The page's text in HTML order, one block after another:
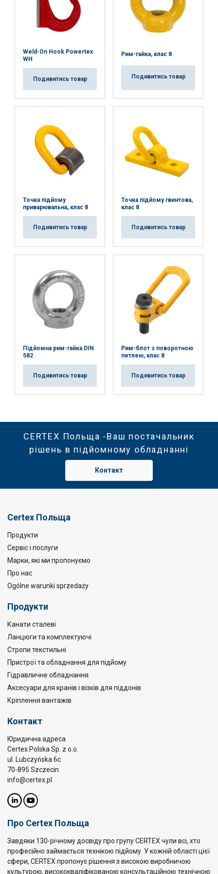
Weld-On Hook Powertex
WH
Подивитись товар
Рим-гайка, клас 8
Подивитись товар
Точка підйому
приварювальна, клас 8
Подивитись товар
Точка підйому гвинтова,
клас 8
Подивитись товар
Підйомна рим-гайка DIN
582
Подивитись товар
Рим-блот з поворотною
петлею, клас 8
Подивитись товар
CERTEX Польща -Ваш постачальник
рішень в підйомному обладнанні
Контакт
Certex Польща
Продукти
Сервіс і послуги
Марки, які ми пропонуємо
Про нас
Ogólne warunki sprzedaży
Продукти
Канати сталеві
Ланцюги та комплектуючі
Стропи текстильні
Пристрої та обладнання для підйому
Гідравличне обладнання
Аксесуари для кранів і візків для піддонів
Кріплення вантажів
Контакт
Юридична адреса
Certex Polska Sp. z o.o.
ul. Lubczyńska 6c
70-895 Szczecin
info@certex.pl
Про Certex Польща
Завдяки 130-річному досвіду про групу CERTEX чули всі, хто
професійно займається технікою підйому. У кожній області цієї
сфери, CERTEX пропонує рішення з високою виробничою
культурою, висококваліфікованою консультаційною технічною
AKCEPTUJ WSZYSTKIE
POKAŻ SZCZEGÓŁY